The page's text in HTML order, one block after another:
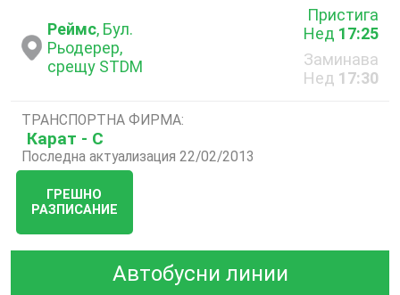
Реймс, Бул.
Рьодерер,
срещу STDM
Пристига
Нед 17:25
Заминава
Нед 17:30
ТРАНСПОРТНА ФИРМА:
Карат - С
Последна актуализация 22/02/2013
ГРЕШНО
РАЗПИСАНИЕ
Автобусни линии